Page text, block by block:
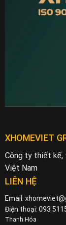
XHOMEVIET
Công ty thiết kế,
Việt Nam
LIÊN HỆ
Email:
Điện thoại: 093
Thanh Hóa